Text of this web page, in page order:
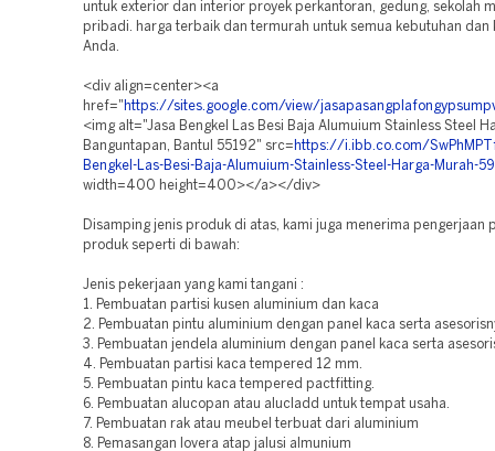
untuk exterior dan interior proyek perkantoran, gedung, sekolah
pribadi. harga terbaik dan termurah untuk semua kebutuhan dan
Anda.
<div align=center><a
href=" https://sites.google.com/view/
<img alt="Jasa Bengkel Las Besi Baja Alumuium Stainless Steel
Banguntapan, Bantul 55192" src= https://i.ibb.co.com/
Bengkel-Las-Besi-Baja-Alumuium-Stainless-Steel-Harga-Murah-
width=400 height=400></a></div>
Disamping jenis produk di atas, kami juga menerima pengerjaan
produk seperti di bawah:
Jenis pekerjaan yang kami tangani :
1. Pembuatan partisi kusen aluminium dan kaca
2. Pembuatan pintu aluminium dengan panel kaca serta
3. Pembuatan jendela aluminium dengan panel kaca serta
4. Pembuatan partisi kaca tempered 12 mm.
5. Pembuatan pintu kaca tempered pactfitting.
6. Pembuatan alucopan atau alucladd untuk tempat usaha.
7. Pembuatan rak atau meubel terbuat dari aluminium
8. Pemasangan lovera atap jalusi almunium